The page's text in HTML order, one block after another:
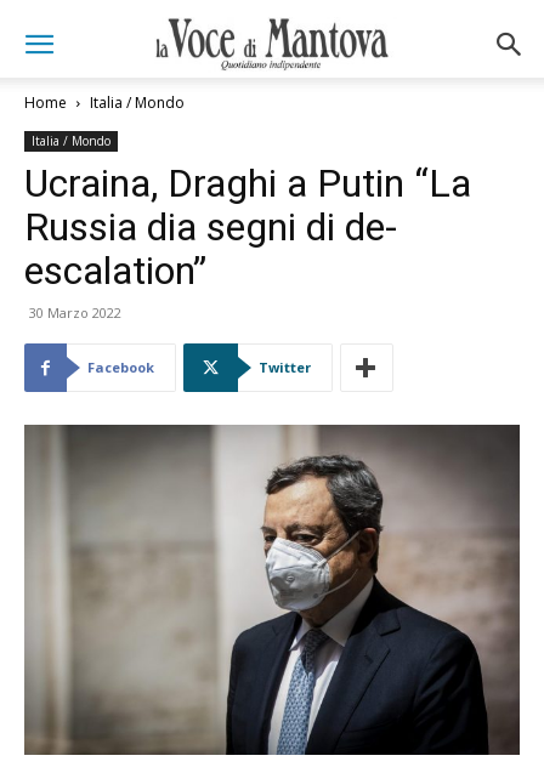
Home Italia / Mondo
Italia / Mondo
Ucraina, Draghi a Putin “La
Russia dia segni di de-
escalation”
30 Marzo 2022
Facebook Twitter